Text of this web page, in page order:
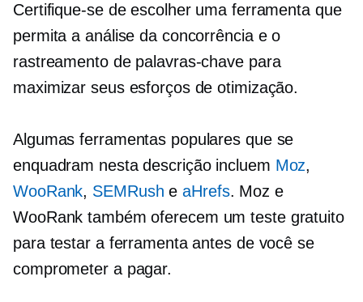
Certifique-se de escolher uma ferramenta que
permita a análise da concorrência e o
rastreamento de palavras-chave para
maximizar seus esforços de otimização.
Algumas ferramentas populares que se
enquadram nesta descrição incluem Moz,
WooRank, SEMRush eaHrefs. Moz e
WooRank também oferecem um teste gratuito
para testar a ferramenta antes de você se
comprometer a pagar.